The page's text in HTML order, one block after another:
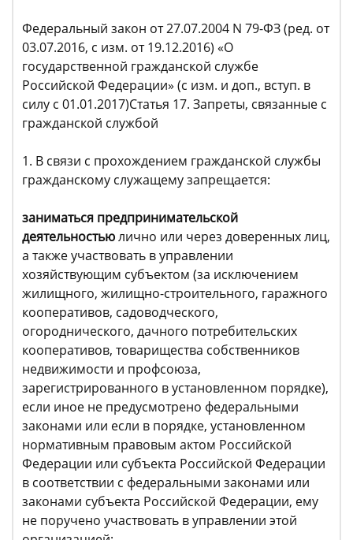
Федеральный закон от 27.07.2004 N 79-ФЗ (ред. от
03.07.2016, с изм. от 19.12.2016) «О
государственной гражданской службе
Российской Федерации» (с изм. и доп., вступ. в
силу с 01.01.2017)Статья 17. Запреты, связанные с
гражданской службой
1. В связи с прохождением гражданской службы
гражданскому служащему запрещается:
заниматься предпринимательской
деятельностьюлично или через доверенных лиц,
а также участвовать в управлении
хозяйствующим субъектом (за исключением
жилищного, жилищно-строительного, гаражного
кооперативов, садоводческого,
огороднического, дачного потребительских
кооперативов, товарищества собственников
недвижимости и профсоюза,
зарегистрированного в установленном порядке),
если иное не предусмотрено федеральными
законами или если в порядке, установленном
нормативным правовым актом Российской
Федерации или субъекта Российской Федерации
в соответствии с федеральными законами или
законами субъекта Российской Федерации, ему
не поручено участвовать в управлении этой